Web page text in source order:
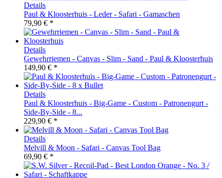
Details
Paul & Kloosterhuis - Leder - Safari - Gamaschen
79,90 € *
Details
Gewehrriemen - Canvas - Slim - Sand - Paul & Kloosterhuis
149,90 € *
Details
Paul & Kloosterhuis - Big-Game - Custom - Patronengurt -
Side-By-Side - 8...
229,90 € *
Details
Melvill & Moon - Safari - Canvas Tool Bag
69,90 € *